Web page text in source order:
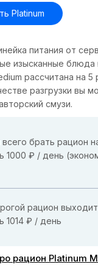
Platinum
питания от
изысканные блюда
рассчитана на 5
разгрузки вы
смузи.
брать рацион
1000 ₽ / день
рацион
1014 ₽ / день
рацион Platinum